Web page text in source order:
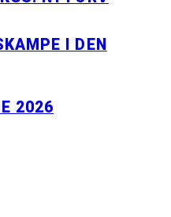
I DEN
2026